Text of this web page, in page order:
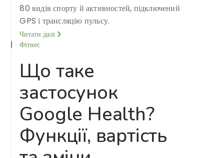
80 видів спорту й активностей, підключений
GPS і трансляцію пульсу.
Читати далі
Фітнес
Що таке
застосунок
Google Health?
Функції, вартість